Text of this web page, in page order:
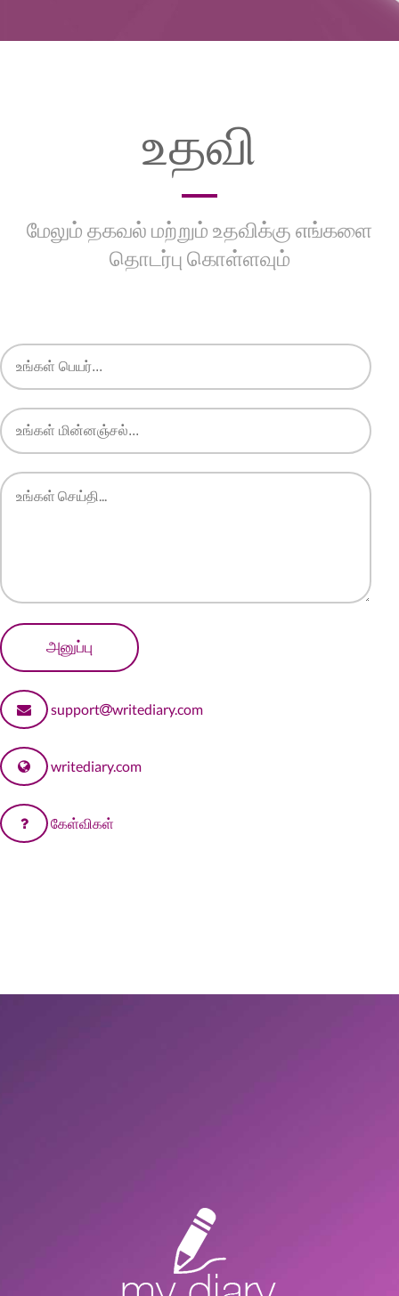
உதவி
மேலும் தகவல் மற்றும் உதவிக்கு எங்களை
தொடர்பு கொள்ளவும்
support writediary.com
writediary.com
கேள்விகள்